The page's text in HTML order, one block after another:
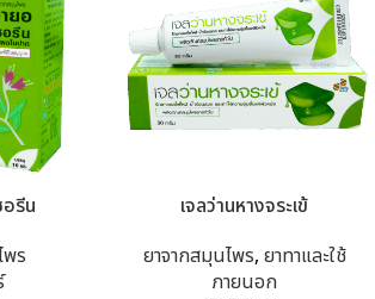
รีน
พร
เจลว่านหางจระเข้
ยาจากสมุนไพร, ยาทาและใช้
ภายนอก